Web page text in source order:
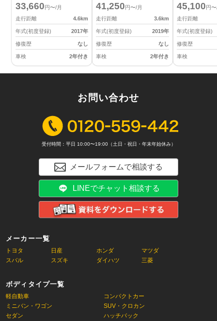
33,660円〜/月
走行距離
4.6km
年式(初度登録) 2017年
修復歴 なし
車検 2年付き
41,250円〜/月
走行距離
3.6km
年式(初度登録) 2019年
修復歴 なし
車検 2年付き
45,100円
走行距離
年式(初度登録)
修復歴
車検
メーカー一覧
トヨタ 日産 ホンダ
マツダ
スバル
スズキ ダイハツ 三菱
ボディタイプ一覧
軽自動車
コンパクトカー
ミニバン・ワゴン
SUV・クロカン
セダン
ハッチバック
お問い合わせ
受付時間：平日 10:00〜19:00（土日・祝日・年末年始休み）
メールフォームで相談する
LINEでチャット相談する